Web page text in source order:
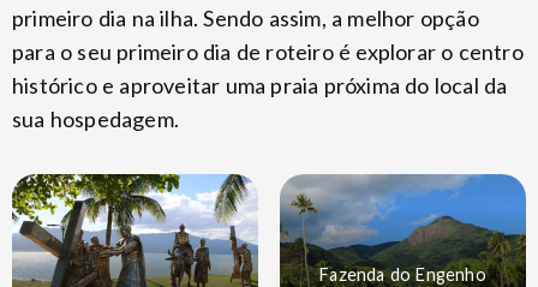
primeiro dia na ilha. Sendo assim, a melhor opção
para o seu primeiro dia de roteiro é explorar o centro
histórico e aproveitar uma praia próxima do local da
sua hospedagem.
Fazenda do Engenho